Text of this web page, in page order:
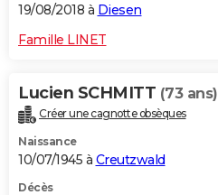
19/08/2018 à Diesen
Famille LINET
Lucien SCHMITT (73 ans)
Créer une cagnotte obsèques
Naissance
10/07/1945 à Creutzwald
Décès